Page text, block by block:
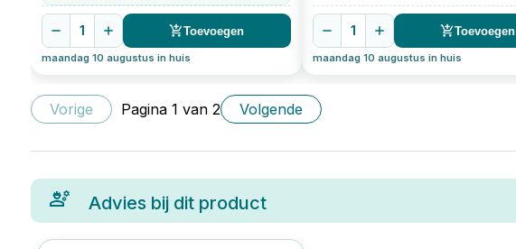
1 Toevoegen
maandag 10 augustus in huis
1 Toevoegen
maandag 10 augustus in huis
Vorige Pagina 1 van 2 Volgende
Advies bij dit product